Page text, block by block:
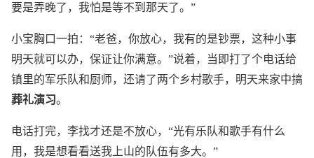
要是弄晚了，我怕是等不到那天了。”
小宝胸口一拍：“老爸，你放心，我有的是钞票，这种小事
明天就可以办，保证让你满意。”说着，当即打了个电话给
镇里的军乐队和厨师，还请了两个乡村歌手，明天来家中搞
葬礼演习。
电话打完，李找才还是不放心，“光有乐队和歌手有什么
用，我是想看看送我上山的队伍有多大。”